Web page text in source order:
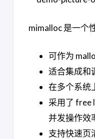
mimalloc 是一个
可作为
适合集成和
在多个系统
采用了 free
并发操作效
支持快速页